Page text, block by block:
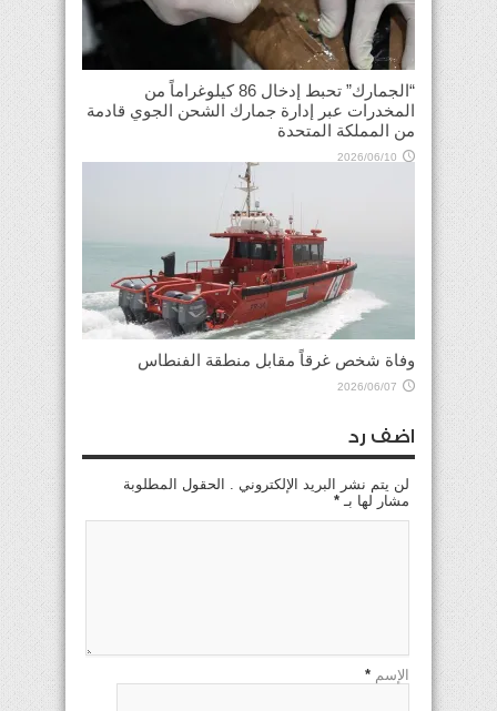
“الجمارك” تحبط إدخال 86 كيلوغراماً من
المخدرات عبر إدارة جمارك الشحن الجوي قادمة
من المملكة المتحدة
2026/06/10
وفاة شخص غرقاً مقابل منطقة الفنطاس
2026/06/07
اضف رد
لن يتم نشر البريد الإلكتروني . الحقول المطلوبة
مشار لها بـ *
الإسم *